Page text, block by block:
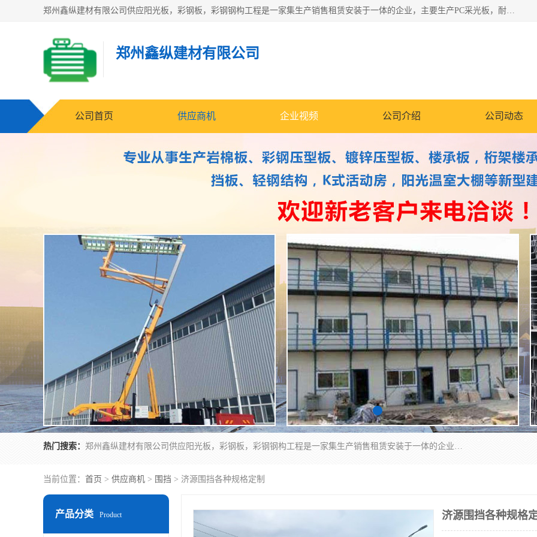
郑州鑫纵建材有限公司供应阳光板，彩钢板，彩钢钢构工程是一家集生产销售租赁安装于一体的企业，主要生产PC采光板，耐力板，仿古琉璃采光板，岩棉板、彩钢压型板、镀锌压型板、桁架楼承板，C、Z型钢檩条、围挡板、轻钢结构，阳光温室大棚等新型建材产品。公司旗下有多台移动式高空压瓦机租赁，承接全国各地业务，专业对外租赁各种型号压瓦机。
郑州鑫纵建材有限公司
公司首页 供应商机 企业视频 公司介绍 公司动态
热门搜索： 郑州鑫纵建材有限公司供应阳光板，彩钢板，彩钢钢构工程是一家集生产销售租赁安装于一体的企业，主要生产PC采光板，耐力板，仿古琉璃采光板，岩棉板、彩钢压型板、镀锌压型板、桁架楼承板，C、Z型钢檩条、围挡板、轻钢结构，阳光温室大棚等新型建材产品。公司旗下有多台移动式高空压瓦机租赁，承接全国各地业务，专业对外租赁各种型号压瓦机。
当前位置： 首页 > 供应商机 > 围挡 > 济源围挡各种规格定制
产品分类 Product 济源围挡各种规格